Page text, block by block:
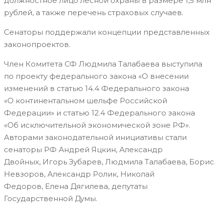
рублей, а также перечень страховых случаев.
Сенаторы поддержали концепции представленных
законопроектов.
Член Комитета СФ Людмила Талабаева выступила
по проекту федерального закона «О внесении
изменений в статью 14.4 Федерального закона
«О континентальном шельфе Российской
Федерации» и статью 12.4 Федерального закона
«Об исключительной экономической зоне РФ».
Авторами законодательной инициативы стали
сенаторы РФ Андрей Яцкин, Александр
Двойных, Игорь Зубарев, Людмила Талабаева, Борис
Невзоров, Александр Ролик, Николай
Федоров, Елена Дягилева, депутаты
Государственной Думы.